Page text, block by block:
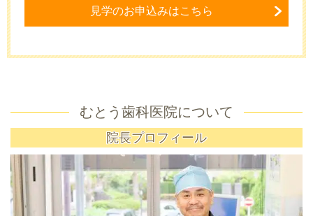
見学のお申込みはこちら
むとう歯科医院について
院長プロフィール